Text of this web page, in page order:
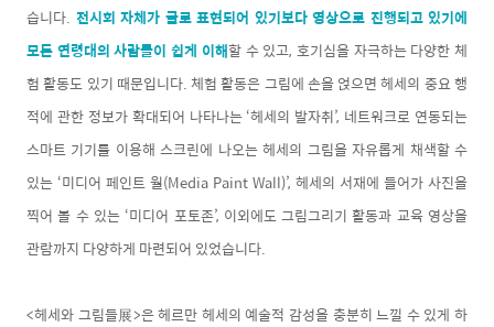
습니다. 전시회 자체가 글로 표현되어 있기보다 영상으로 진행되고 있기에
모든 연령대의 사람들이 쉽게 이해할 수 있고, 호기심을 자극하는 다양한 체
험 활동도 있기 때문입니다.체험 활동은 그림에 손을 얹으면 헤세의 중요 행
적에 관한 정보가 확대되어 나타나는 ‘헤세의 발자취’, 네트워크로 연동되는
스마트 기기를 이용해 스크린에 나오는 헤세의 그림을 자유롭게 채색할 수
있는 ‘미디어 페인트 월(Media Paint Wall)’, 헤세의 서재에 들어가 사진을
찍어 볼 수 있는 ‘미디어 포토존’, 이외에도 그림그리기 활동과 교육 영상을
관람까지 다양하게 마련되어 있었습니다.
<헤세와 그림들展>은 헤르만 헤세의 예술적 감성을 충분히 느낄 수 있게 하